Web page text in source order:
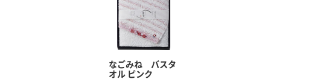
なごみね バスタ
オル ピンク